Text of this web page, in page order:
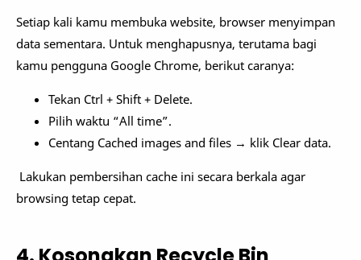
Setiap kali kamu membuka website, browser menyimpan
data sementara. Untuk menghapusnya, terutama bagi
kamu pengguna Google Chrome, berikut caranya:
Tekan Ctrl + Shift + Delete.
Pilih waktu “All time”.
Centang Cached images and files → klik Clear data.
Lakukan pembersihan cache ini secara berkala agar
browsing tetap cepat.